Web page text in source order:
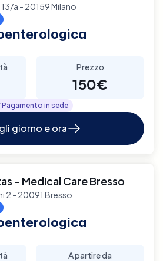
a - 20159 Milano
Prezzo
150€
Pagamento in sede
giorno e ora
- Medical Care Bresso
2 - 20091 Bresso
A partire da